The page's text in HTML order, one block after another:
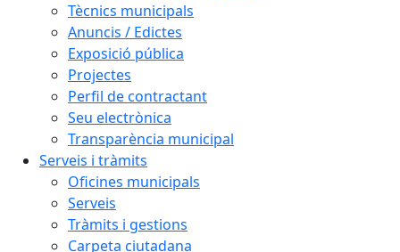
Tècnics municipals
Anuncis / Edictes
Exposició pública
Projectes
Perfil de contractant
Seu electrònica
Transparència municipal
Serveis i tràmits
Oficines municipals
Serveis
Tràmits i gestions
Carpeta ciutadana